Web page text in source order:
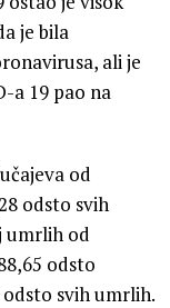
je bila
ali je
a 19 pao na
od
odsto svih
umrlih od
odsto
svih umrlih.